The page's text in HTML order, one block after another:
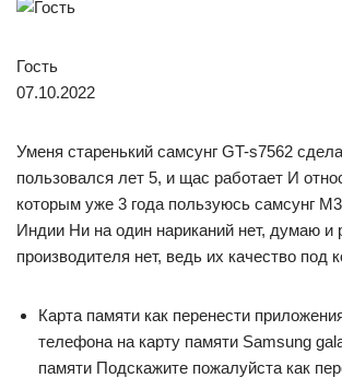
Гость
07.10.2022
Уменя старенький самсунг GT-s7562
пользовался лет 5, и щас работает И
которым уже 3 года пользуюсь самсунг
Индии Ни на один нариканий нет, думаю и
производителя нет, ведь их качество под
Карта памяти как перенести
телефона на карту памяти Samsung
памяти Подскажите пожалуйста как